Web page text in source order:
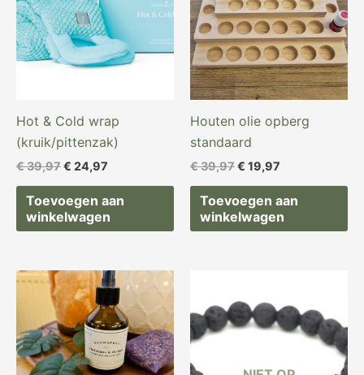
Hot & Cold wrap
(kruik/pittenzak)
€39,97€ 24,97
Toevoegen aan
winkelwagen
Houten olie opberg
standaard
€39,97€ 19,97
Toevoegen aan
winkelwagen
Oorspronkelijke
prijs
was:
€ 39,97.
Huidige
prijs
is:
€ 19,97.